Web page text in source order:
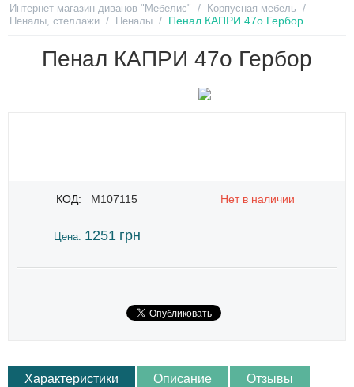
Интернет-магазин диванов "Мебелис" / Корпусная мебель /
Пеналы, стеллажи / Пеналы / Пенал КАПРИ 47о Гербор
Пенал КАПРИ 47о Гербор
КОД: M107115 Нет в наличии
Цена: 1251 грн
Характеристики Описание Отзывы